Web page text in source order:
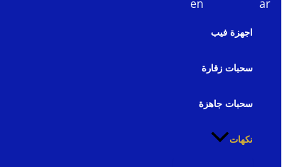
اجهزة فيب
سحبات زقارة
سحبات جاهزة
نكهات